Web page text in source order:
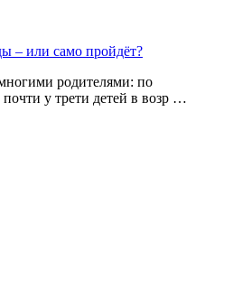
– или само пройдёт?
родителями: по
почти у трети детей в возр …